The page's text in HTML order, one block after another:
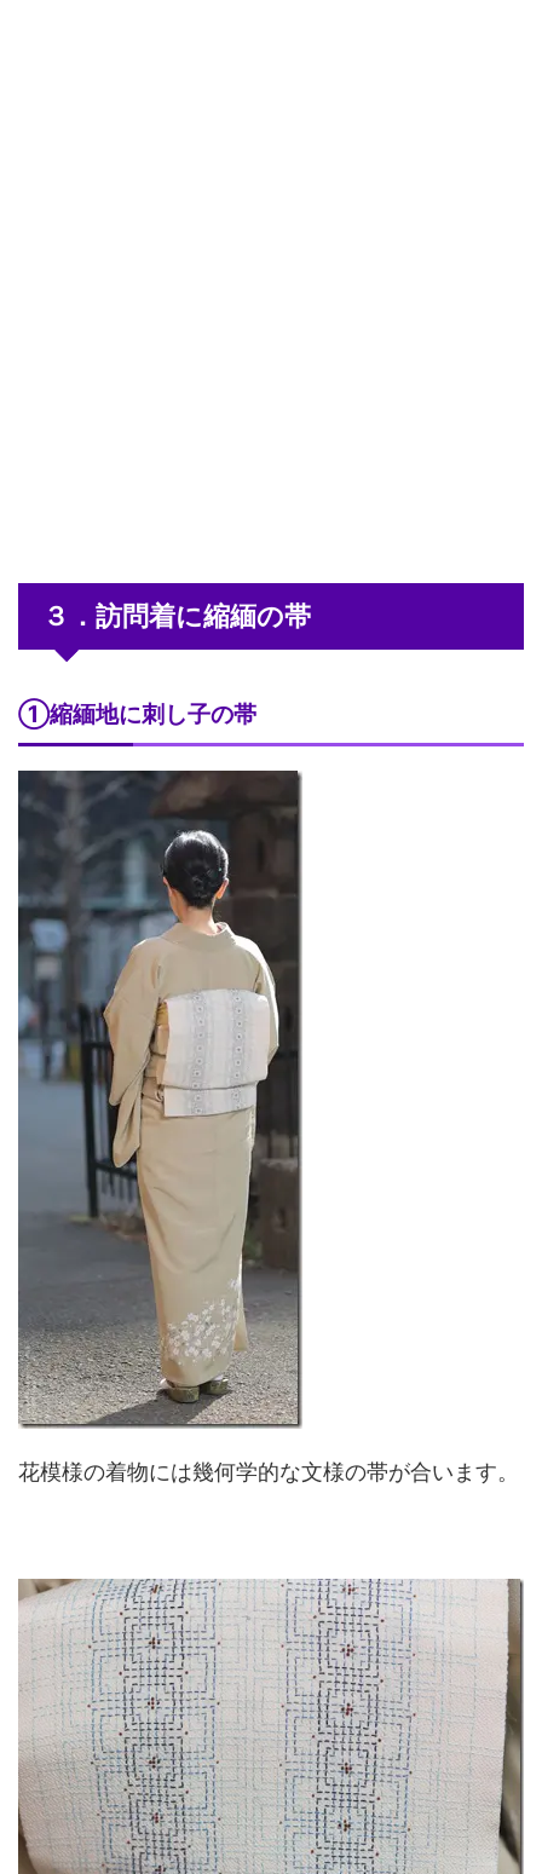
３．訪問着に縮緬の帯
①縮緬地に刺し子の帯
花模様の着物には幾何学的な文様の帯が合います。